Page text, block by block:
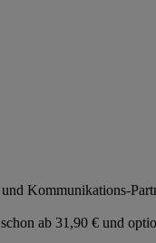
Kommunikations-
ab 31,90 € und